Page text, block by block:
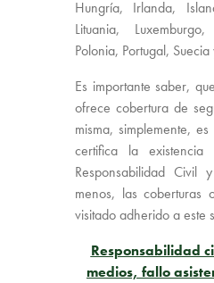
Hungría, Irlanda,
Lituania,
Polonia, Portugal, Suecia
Es importante saber,
ofrece cobertura de
misma, simplemente,
certifica la
Responsabilidad Civil
menos, las coberturas
visitado adherido a este
Responsabilidad
medios, fallo